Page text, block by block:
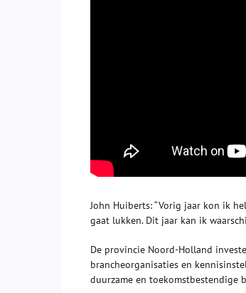
John Huiberts: “Vorig jaar kon ik
gaat lukken. Dit jaar kan ik
De provincie Noord-Holland
brancheorganisaties en
duurzame en toekomstbestendige